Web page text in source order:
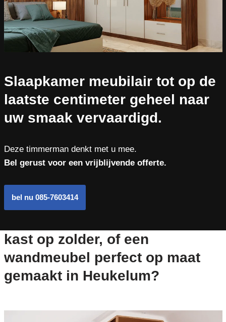
Slaapkamer meubilair tot op de
laatste centimeter geheel naar
uw smaak vervaardigd.
Deze timmerman denkt met u mee.
Bel gerust voor een vrijblijvende offerte.
bel nu 085-7603414
kast op zolder, of een
wandmeubel perfect op maat
gemaakt in Heukelum?